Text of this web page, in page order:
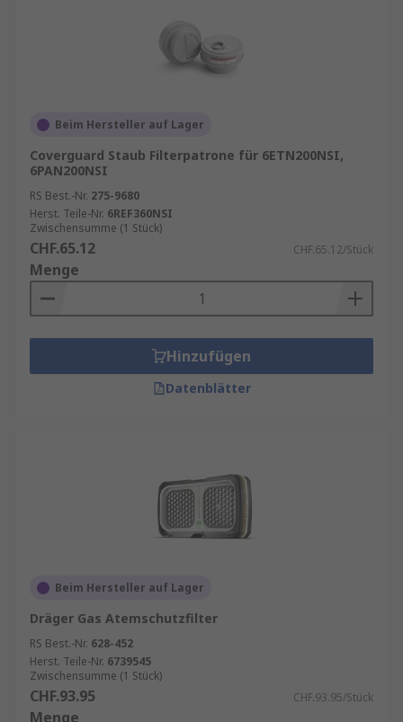
Beim Hersteller auf Lager
Coverguard Staub Filterpatrone für 6ETN200NSI,
6PAN200NSI
RS Best.-Nr. 275-9680
Herst. Teile-Nr. 6REF360NSI
Zwischensumme (1 Stück)
CHF.65.12 CHF.65.12/Stück
Menge
Hinzufügen
Datenblätter
Beim Hersteller auf Lager
Dräger Gas Atemschutzfilter
RS Best.-Nr. 628-452
Herst. Teile-Nr. 6739545
Zwischensumme (1 Stück)
CHF.93.95 CHF.93.95/Stück
Menge